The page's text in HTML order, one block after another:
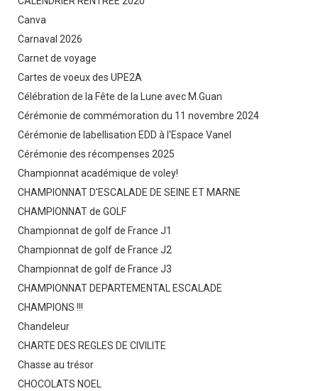
Canva
Carnaval 2026
Carnet de voyage
Cartes de voeux des UPE2A
Célébration de la Fête de la Lune avec M.Guan
Cérémonie de commémoration du 11 novembre 2024
Cérémonie de labellisation EDD à l'Espace Vanel
Cérémonie des récompenses 2025
Championnat académique de voley!
CHAMPIONNAT D'ESCALADE DE SEINE ET MARNE
CHAMPIONNAT de GOLF
Championnat de golf de France J1
Championnat de golf de France J2
Championnat de golf de France J3
CHAMPIONNAT DEPARTEMENTAL ESCALADE
CHAMPIONS !!!
Chandeleur
CHARTE DES REGLES DE CIVILITE
Chasse au trésor
CHOCOLATS NOEL